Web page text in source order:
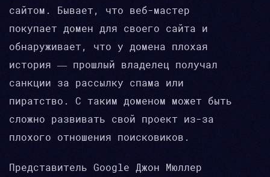
сайтом. Бывает, что веб-мастер
покупает домен для своего сайта и
обнаруживает, что у домена плохая
история — прошлый владелец получал
санкции за рассылку спама или
пиратство. С таким доменом может быть
сложно развивать свой проект из-за
плохого отношения поисковиков.
Представитель Google Джон Мюллер